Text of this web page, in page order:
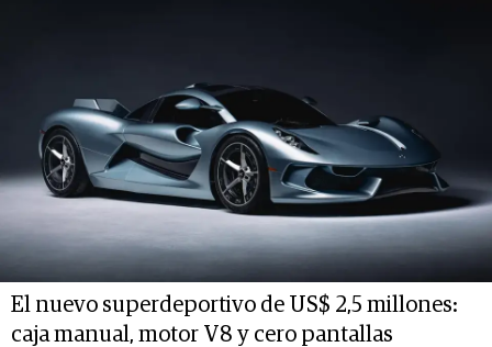
El nuevo superdeportivo de US$ 2,5 millones:
caja manual, motor V8 y cero pantallas